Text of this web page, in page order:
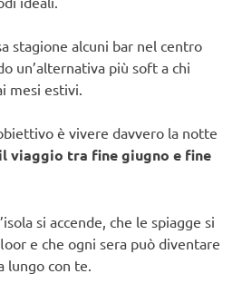
stagione alcuni bar nel centro
un’alternativa più soft a chi
mesi estivi.
è vivere davvero la notte
viaggio tra fine giugno e fine
si accende, che le spiagge si
e che ogni sera può diventare
lungo con te.